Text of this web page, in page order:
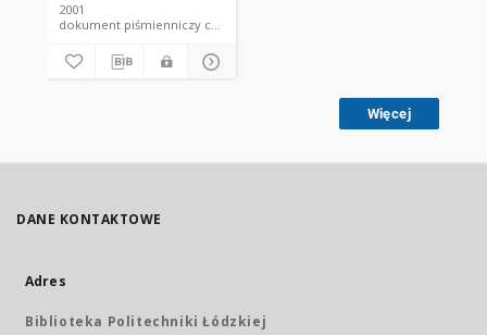
2001
dokument piśmienniczy czasopismo - artykuł
Więcej
DANE KONTAKTOWE
Adres
Biblioteka Politechniki Łódzkiej